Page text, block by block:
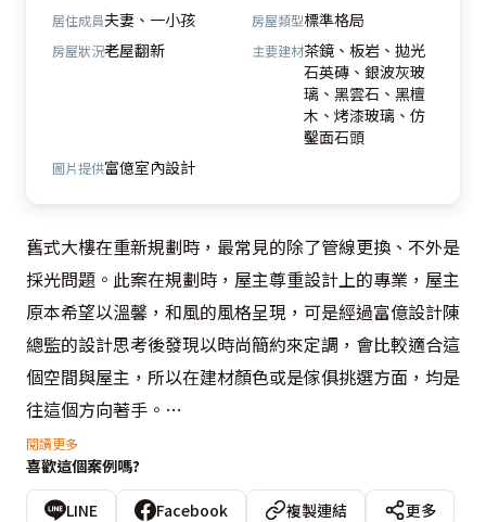
居住成員夫妻、一小孩 房屋類型標準格局
房屋狀況老屋翻新 主要建材茶鏡、板岩、拋光
石英磚、銀波灰玻
璃、黑雲石、黑檀
木、烤漆玻璃、仿
鑿面石頭
圖片提供富億室內設計
舊式大樓在重新規劃時，最常見的除了管線更換、不外是
採光問題。此案在規劃時，屋主尊重設計上的專業，屋主
原本希望以溫馨，和風的風格呈現，可是經過富億設計陳
總監的設計思考後發現以時尚簡約來定調，會比較適合這
個空間與屋主，所以在建材顏色或是傢俱挑選方面，均是
往這個方向著手。
為了顧及居住者的健康，設計上增設了空氣交換系統。優
點就是可以將外面的空氣吸進來，把灰塵過濾掉，而且還
閱讀更多
喜歡這個案例嗎?
LINE Facebook 複製連結
更多